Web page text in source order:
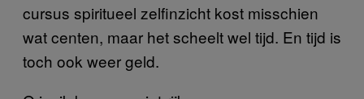
cursus spiritueel zelfinzicht kost misschien
wat centen, maar het scheelt wel tijd. En tijd is
toch ook weer geld.